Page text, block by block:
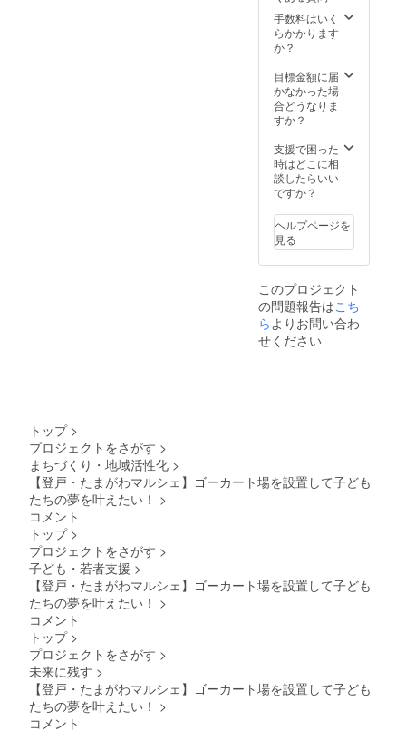
行しま
す。
いたし
ます
はご購
入者様
負担と
で、振
込手数
料を引
いた額
致しま
す）。
当日限
りで
は4月27
日(日)に
順延と
程にて
リター
ンを履
行いた
す。順
延日程
も中止
の場合
り、口
座振込
にて全
額返金
いたし
で、振
予報が
出され
た場
催者の
判断で
イベン
トを中
る場合
があり
ます。
手数料はいく
らかかります
か？
目標金額に届
かなかった場
合どうなりま
すか？
支援で困った
時はどこに相
談したらいい
ですか？
ヘルプページを
見る
このプロジェクト
の問題報告はこち
ら よりお問い合わ
せください
トップ >
プロジェクトをさがす >
まちづくり・地域活性化 >
【登戸・たまがわマルシェ】ゴーカート場を設置して子ども
たちの夢を叶えたい！ >
コメント
トップ >
プロジェクトをさがす >
子ども・若者支援 >
【登戸・たまがわマルシェ】ゴーカート場を設置して子ども
たちの夢を叶えたい！ >
コメント
トップ >
プロジェクトをさがす >
未来に残す >
【登戸・たまがわマルシェ】ゴーカート場を設置して子ども
たちの夢を叶えたい！ >
コメント